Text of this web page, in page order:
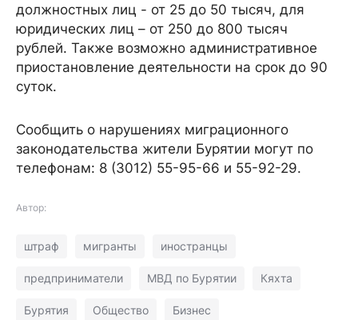
должностных лиц - от 25 до 50 тысяч, для
юридических лиц – от 250 до 800 тысяч
рублей. Также возможно административное
приостановление деятельности на срок до 90
суток.
Сообщить о нарушениях миграционного
законодательства жители Бурятии могут по
телефонам: 8 (3012) 55-95-66 и 55-92-29.
Автор:
штраф мигранты иностранцы
предприниматели МВД по Бурятии Кяхта
Бурятия Общество Бизнес